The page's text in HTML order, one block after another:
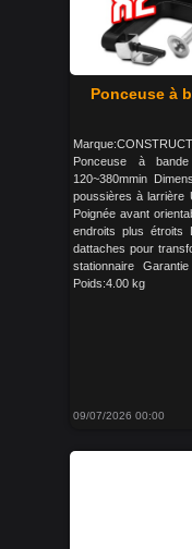
Ponceuse à
Ponceuse à
120~380mmin
poussières à larrière
Poignée avant
endroits plus étroits
dattaches pour
stationnaire
Poids:4.00 kg
09/07/2026 00:00